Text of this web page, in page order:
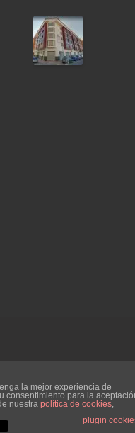
la mejor experiencia de
consentimiento para la
nuestra política de cookies,
plugin